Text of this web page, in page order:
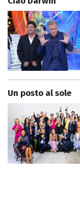
Un posto al sole